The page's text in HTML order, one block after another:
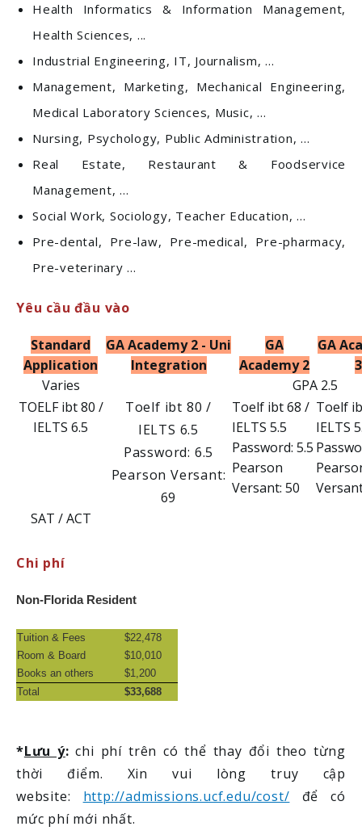
Health Informatics & Information Management,
Health Sciences, ...
Industrial Engineering, IT, Journalism, ...
Management, Marketing, Mechanical Engineering,
Medical Laboratory Sciences, Music, ...
Nursing, Psychology, Public Administration, ...
Real Estate, Restaurant & Foodservice
Management, ...
Social Work, Sociology, Teacher Education, ...
Pre-dental, Pre-law, Pre-medical, Pre-pharmacy,
Pre-veterinary ...
Yêu cầu đầu vào
Standard
Application
GA Academy 2 - Uni
Integration
GA
Academy 2
GA
3
Varies
GPA 2.5
TOELF ibt 80 /
IELTS 6.5
Toelf ibt 80 /
IELTS 6.5
Password: 6.5
Pearson Versant:
69
Toelf ibt 68 /
IELTS 5.5
Password: 5.5
Pearson
Versant: 50
Toelf
IELTS
SAT / ACT
Chi phí
Non-Florida Resident
Tuition & Fees
$22,478
Room & Board
$10,010
Books an others
$1,200
Total
$33,688
*Lưu ý: chi phí trên có thể thay đổi theo từng
thời điểm. Xin vui lòng truy cập
website: http://admissions.ucf.edu/cost/ để có
mức phí mới nhất.